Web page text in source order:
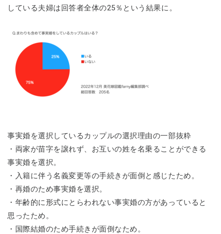
している夫婦は回答者全体の25％という結果に。
事実婚を選択しているカップルの選択理由の一部抜粋
・両家が苗字を譲れず、お互いの姓を名乗ることができる
事実婚を選択。
・入籍に伴う名義変更等の手続きが面倒と感じたため。
・再婚のため事実婚を選択。
・年齢的に形式にとらわれない事実婚の方があっていると
思ったため。
・国際結婚のため手続きが面倒なため。